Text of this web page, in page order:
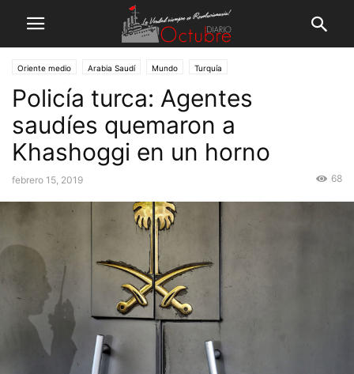
Oriente medio Arabia Saudí Mundo Turquía
Policía turca: Agentes
saudíes quemaron a
Khashoggi en un horno
febrero 15, 2019 68